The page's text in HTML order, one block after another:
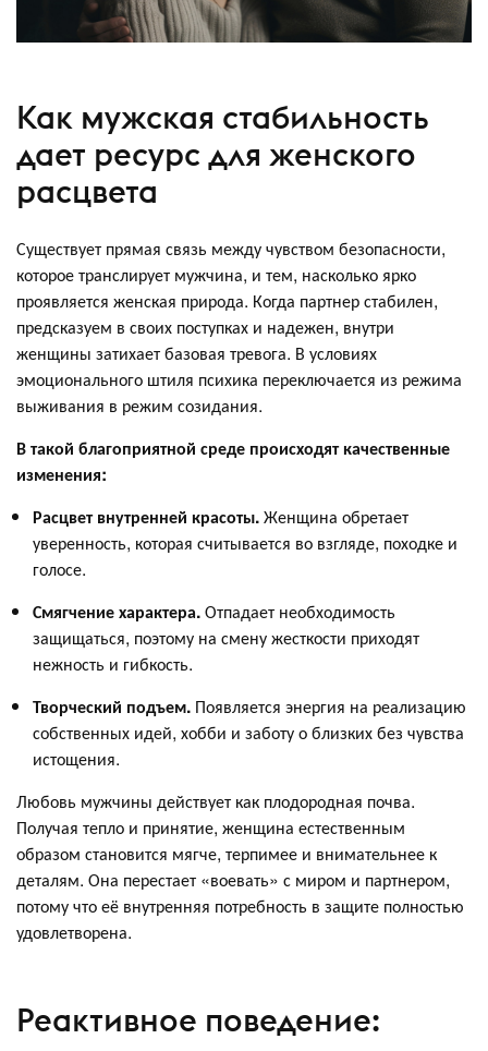
Как мужская стабильность
дает ресурс для женского
расцвета
Существует прямая связь между чувством безопасности,
которое транслирует мужчина, и тем, насколько ярко
проявляется женская природа. Когда партнер стабилен,
предсказуем в своих поступках и надежен, внутри
женщины затихает базовая тревога. В условиях
эмоционального штиля психика переключается из режима
выживания в режим созидания.
В такой благоприятной среде происходят качественные
изменения:
Расцвет внутренней красоты.Женщина обретает
уверенность, которая считывается во взгляде, походке и
голосе.
Смягчение характера.Отпадает необходимость
защищаться, поэтому на смену жесткости приходят
нежность и гибкость.
Творческий подъем. Появляется энергия на реализацию
собственных идей, хобби и заботу о близких без чувства
истощения.
Любовь мужчины действует как плодородная почва.
Получая тепло и принятие, женщина естественным
образом становится мягче, терпимее и внимательнее к
деталям. Она перестает «воевать» с миром и партнером,
потому что её внутренняя потребность в защите полностью
удовлетворена.
Реактивное поведение: